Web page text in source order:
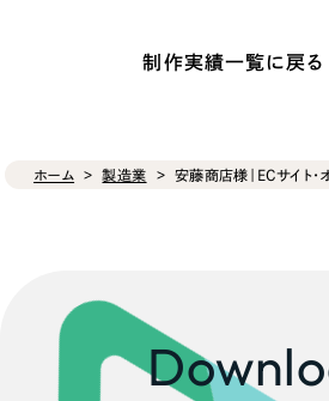
制作実績一覧に戻る
ホーム 製造業 安藤商店様｜ECサイト・